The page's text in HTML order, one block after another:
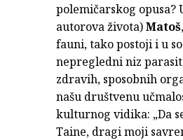
polemičarskog
autorova života)Matoš
fauni, tako postoji i u
nepregledni niz
zdravih, sposobnih
našu društvenu
kulturnog vidika: „Da
Taine, dragi moji